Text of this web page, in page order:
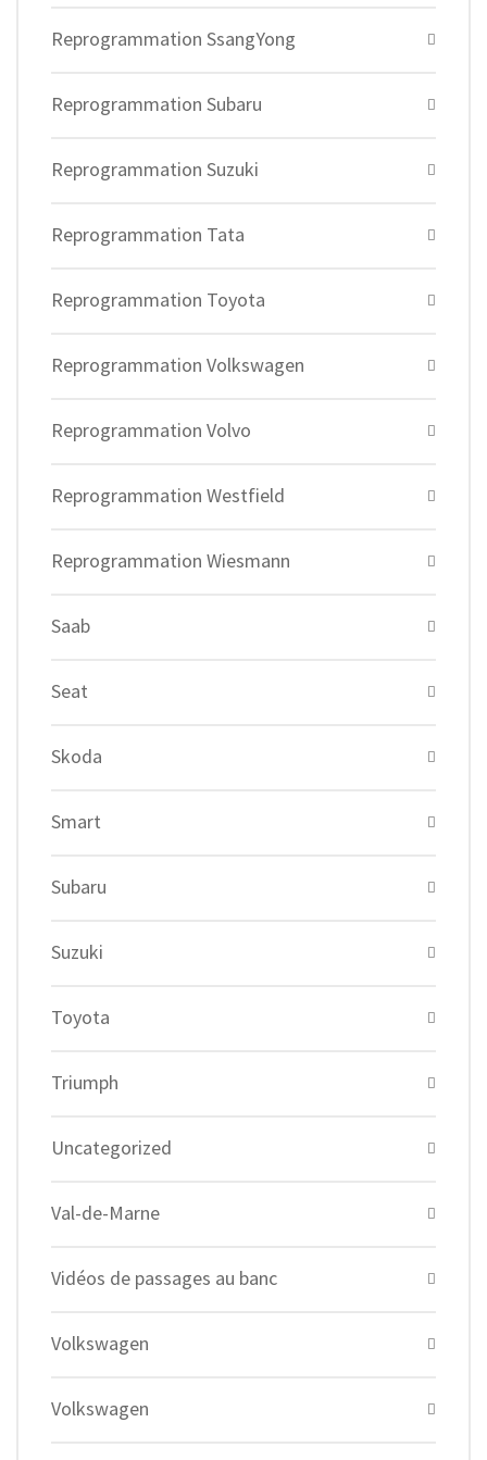
Reprogrammation SsangYong
Reprogrammation Subaru
Reprogrammation Suzuki
Reprogrammation Tata
Reprogrammation Toyota
Reprogrammation Volkswagen
Reprogrammation Volvo
Reprogrammation Westfield
Reprogrammation Wiesmann
Saab
Seat
Skoda
Smart
Subaru
Suzuki
Toyota
Triumph
Uncategorized
Val-de-Marne
Vidéos de passages au banc
Volkswagen
Volkswagen